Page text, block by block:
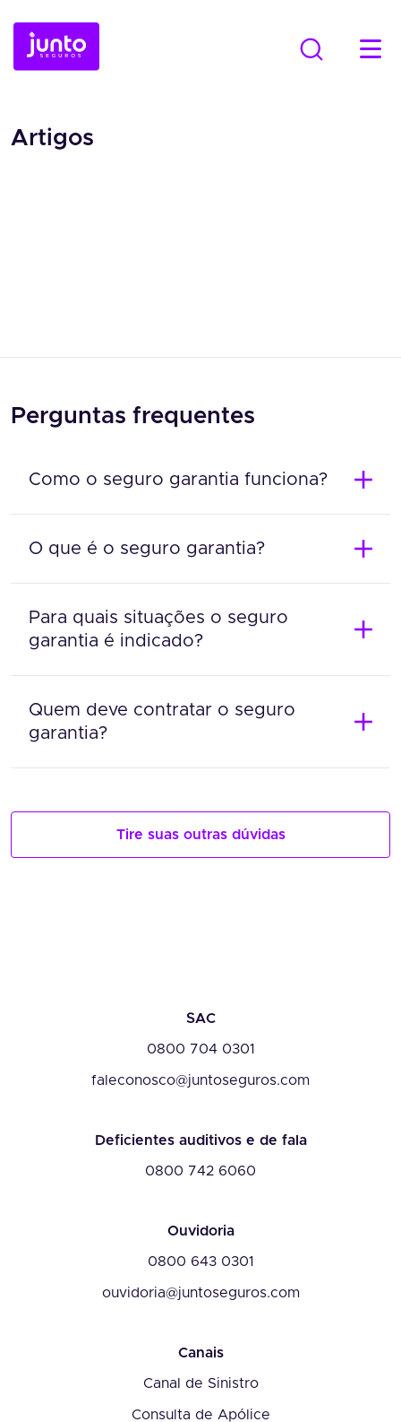
Artigos
Perguntas frequentes
Como o seguro garantia funciona?
O que é o seguro garantia?
Para quais situações o seguro
garantia é indicado?
Quem deve contratar o seguro
garantia?
Tire suas outras dúvidas
SAC
0800 704 0301
faleconosco@juntoseguros.com
Deficientes auditivos e de fala
0800 742 6060
Ouvidoria
0800 643 0301
ouvidoria@juntoseguros.com
Canais
Canal de Sinistro
Consulta de Apólice